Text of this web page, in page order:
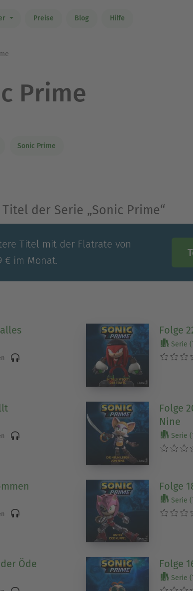
Preise Blog Hilfe
Prime
Sonic Prime
Titel der Serie „Sonic Prime“
Titel mit der Flatrate von
€ im Monat.
Folge
Serie
Folge
Nine
Serie
Folge
Serie
Öde Folge
Serie